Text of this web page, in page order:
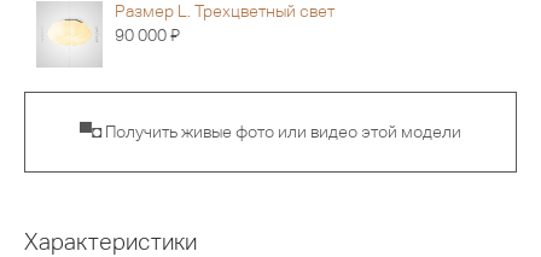
Размер L. Трехцветный свет
90 000Я
▀◘ Получить живые фото или видео этой модели
Характеристики